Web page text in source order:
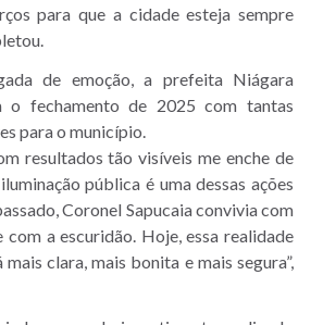
para que a cidade esteja sempre
de emoção, a prefeita Niágara
o fechamento de 2025 com tantas
para o município.
resultados tão visíveis me enche de
pública é uma dessas ações
Coronel Sapucaia convivia com
com a escuridão. Hoje, essa realidade
clara, mais bonita e mais segura”,